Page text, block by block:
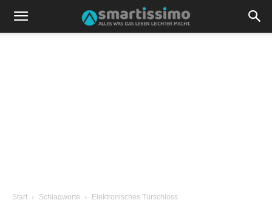
Start Schlagworte Elektronisches Türschloss